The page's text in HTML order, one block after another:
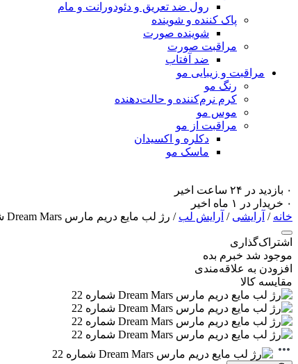
رول ضد تعریق و دئودورانت و مام
پاک کننده و شوینده
شوینده صورت
مراقبت صورت
ضد آفتاب
مراقبت و زیبایی مو
رنگ مو
کرم نرم‌کننده و حالت‌دهنده
موس مو
مراقبت از مو
دکلره و اکسیدان
ماسک مو
۰ بازدید در ۲۴ ساعت اخیر
۰ خریدار در ۱ ماه اخیر
خانه / آرایشی / آرایش لب / رژ لب مایع دریم مارس Dream Mars شماره 22
اشتراک‌گذاری
موجود شد خبرم بده
افزودن به علاقه‌مندی
مقایسه کالا